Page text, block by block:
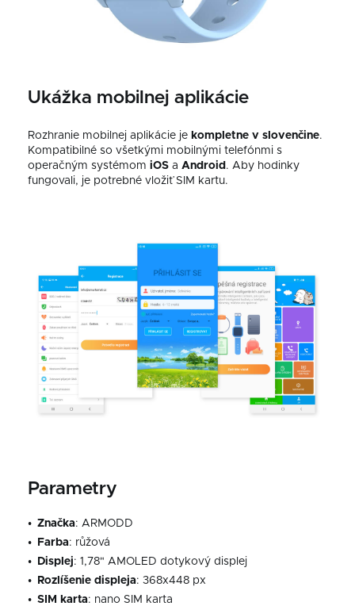
Ukážka mobilnej aplikácie
Rozhranie mobilnej aplikácie je kompletne v slovenčine.
Kompatibilné so všetkými mobilnými telefónmi s
operačným systémom iOS a Android . Aby hodinky
fungovali, je potrebné vložiť SIM kartu.
Parametry
Značka: ARMODD
Farba: růžová
Displej: 1,78" AMOLED dotykový displej
Rozlíšenie displeja: 368x448 px
SIM
karta: nano SIM karta